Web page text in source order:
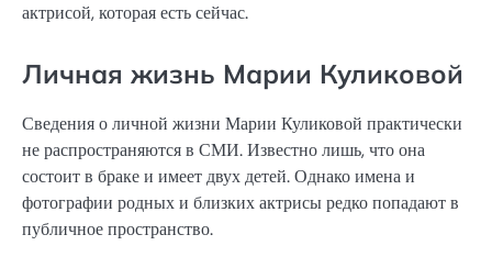
актрисой, которая есть сейчас.
Личная жизнь Марии Куликовой
Сведения о личной жизни Марии Куликовой практически
не распространяются в СМИ. Известно лишь, что она
состоит в браке и имеет двух детей. Однако имена и
фотографии родных и близких актрисы редко попадают в
публичное пространство.